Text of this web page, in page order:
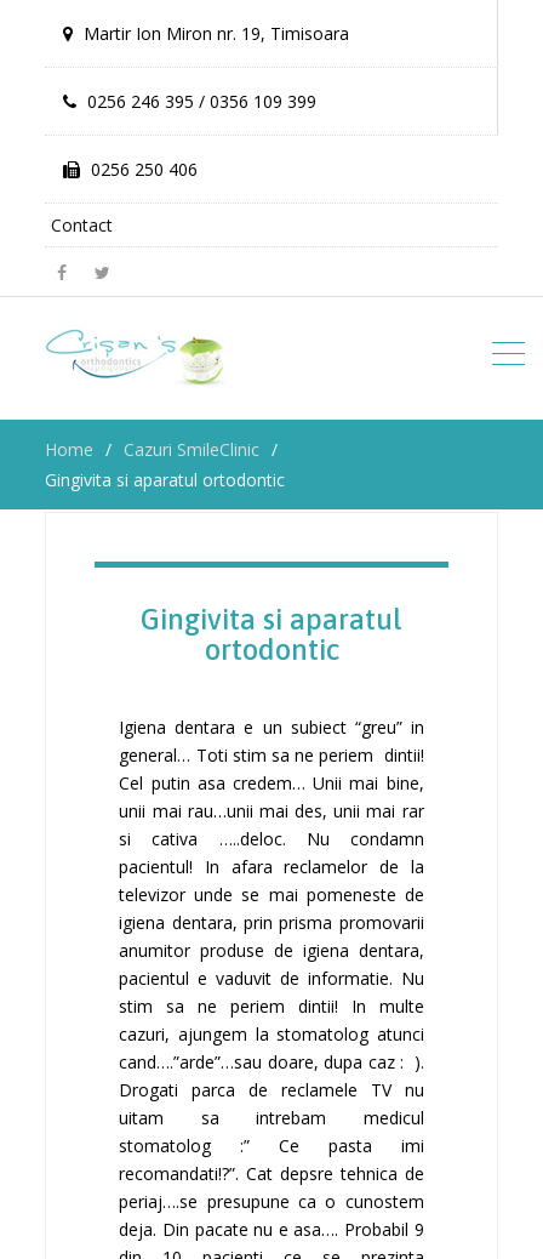
Martir Ion Miron nr. 19, Timisoara
0256 246 395 / 0356 109 399
0256 250 406
Contact
Facebook
Twitter
Home
Cazuri SmileClinic
Gingivita si aparatul ortodontic
Gingivita si aparatul
ortodontic
Igiena dentara e un subiect “greu” in
general… Toti stim sa ne periem dintii!
Cel putin asa credem… Unii mai bine,
unii mai rau…unii mai des, unii mai rar
si cativa …..deloc. Nu condamn
pacientul! In afara reclamelor de la
televizor unde se mai pomeneste de
igiena dentara, prin prisma promovarii
anumitor produse de igiena dentara,
pacientul e vaduvit de informatie. Nu
stim sa ne periem dintii! In multe
cazuri, ajungem la stomatolog atunci
cand….”arde”…sau doare, dupa caz : ).
Drogati parca de reclamele TV nu
uitam sa intrebam medicul
stomatolog :” Ce pasta imi
recomandati!?”. Cat depsre tehnica de
periaj….se presupune ca o cunostem
deja. Din pacate nu e asa…. Probabil 9